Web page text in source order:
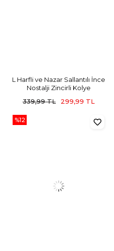
L Harfli ve Nazar Sallantılı İnce
Nostalji Zincirli Kolye
339,99 TL
299,99 TL
%12